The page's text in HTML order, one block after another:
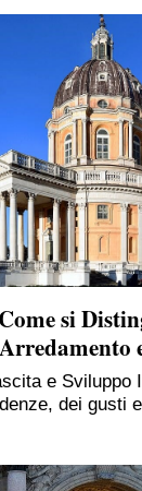
si
e Sviluppo
dei gusti